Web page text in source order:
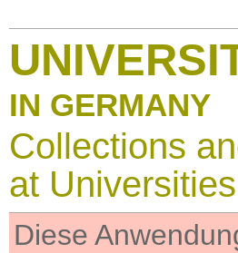
IN GERMANY
Collections
at
Diese